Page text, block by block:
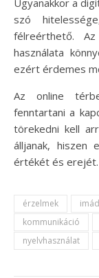
szó
félreérthető.
használata
ezért érdemes
Az online
fenntartani a
törekedni kell
álljanak, hiszen
értékét és erejét.
érzelmek
kommunikáció
nyelvhasználat